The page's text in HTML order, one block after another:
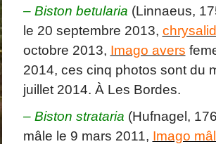
– Biston betularia (Linnaeus,
le 20 septembre 2013,
octobre 2013, Imago avers
2014, ces cinq photos sont du
juillet 2014. À Les Bordes.
– Biston strataria (Hufnagel,
mâle le 9 mars 2011, Imago